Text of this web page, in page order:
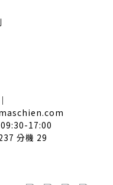
17:00
分機 29